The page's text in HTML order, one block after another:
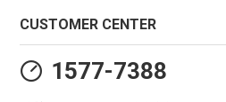
CUSTOMER CENTER
1577-7388